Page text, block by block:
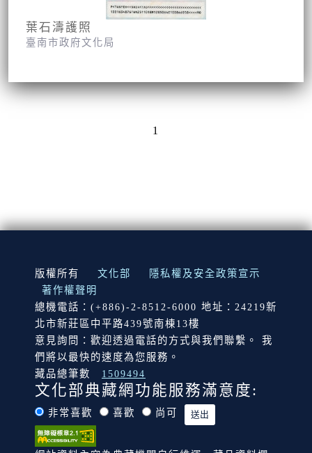
葉石濤護照
臺南市政府文化局
1
:::
版權所有 文化部
隱私權及安全政策宣示
著作權聲明
總機電話：(+886)-2-8512-6000 地址：24219新
北市新莊區中平路439號南棟13樓
意見詢問：歡迎透過電話的方式與我們聯繫。 我
們將以最快的速度為您服務。
藏品總筆數
1509494
文化部典藏網功能服務滿意度:
非常喜歡 喜歡 尚可